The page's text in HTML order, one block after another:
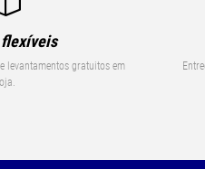
levantamentos gratuitos em